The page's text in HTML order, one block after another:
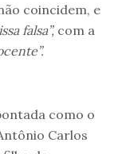
coincidem, e
falsa”, com a
como o
Carlos